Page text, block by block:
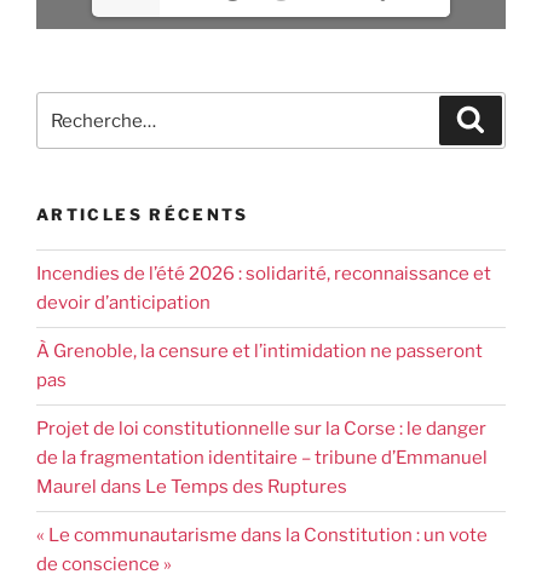
ARTICLES RÉCENTS
Incendies de l’été 2026 : solidarité, reconnaissance et
devoir d’anticipation
À Grenoble, la censure et l’intimidation ne passeront
pas
Projet de loi constitutionnelle sur la Corse : le danger
de la fragmentation identitaire – tribune d’Emmanuel
Maurel dans Le Temps des Ruptures
« Le communautarisme dans la Constitution : un vote
de conscience »